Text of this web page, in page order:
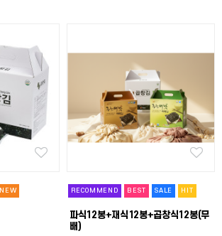
NEW RECOMMEND BEST SALE HIT
파식12봉+재식12봉+곱창식12봉(무
배)